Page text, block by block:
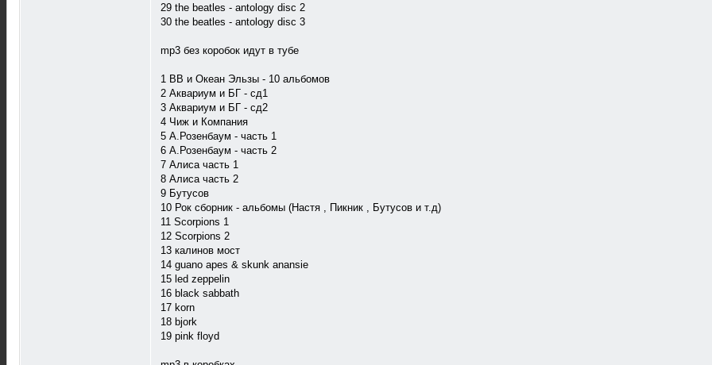
29 the beatles - antology disc 2
30 the beatles - antology disc 3
mp3 без коробок идут в тубе
1 ВВ и Океан Эльзы - 10 альбомов
2 Аквариум и БГ - сд1
3 Аквариум и БГ - сд2
4 Чиж и Компания
5 А.Розенбаум - часть 1
6 А.Розенбаум - часть 2
7 Алиса часть 1
8 Алиса часть 2
9 Бутусов
10 Рок сборник - альбомы (Настя , Пикник , Бутусов и т.д)
11 Scorpions 1
12 Scorpions 2
13 калинов мост
14 guano apes & skunk anansie
15 led zeppelin
16 black sabbath
17 korn
18 bjork
19 pink floyd